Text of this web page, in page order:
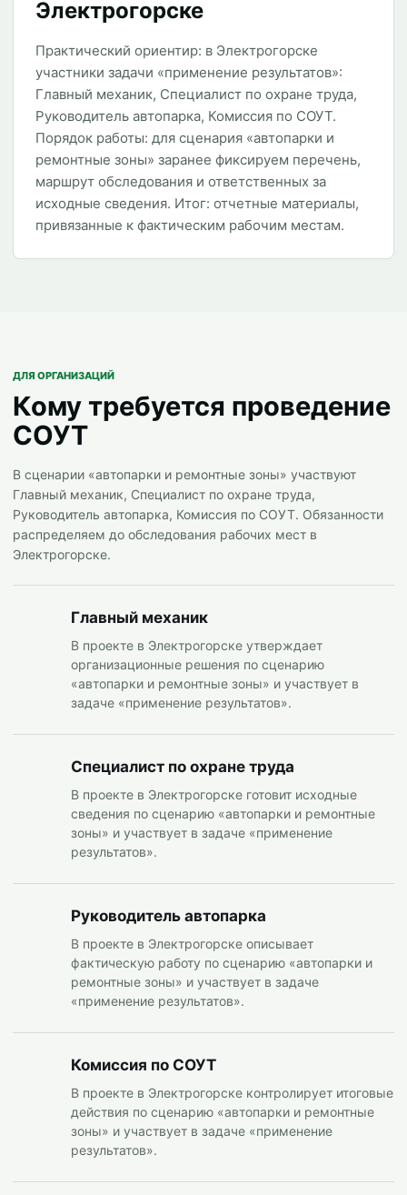
Электрогорске
Практический ориентир: в Электрогорске
участники задачи «применение результатов»:
Главный механик, Специалист по охране труда,
Руководитель автопарка, Комиссия по СОУТ.
Порядок работы: для сценария «автопарки и
ремонтные зоны» заранее фиксируем перечень,
маршрут обследования и ответственных за
исходные сведения. Итог: отчетные материалы,
привязанные к фактическим рабочим местам.
ДЛЯ ОРГАНИЗАЦИЙ
Кому требуется проведение
СОУТ
В сценарии «автопарки и ремонтные зоны» участвуют
Главный механик, Специалист по охране труда,
Руководитель автопарка, Комиссия по СОУТ. Обязанности
распределяем до обследования рабочих мест в
Электрогорске.
Главный механик
В проекте в Электрогорске утверждает
организационные решения по сценарию
«автопарки и ремонтные зоны» и участвует в
задаче «применение результатов».
Специалист по охране труда
В проекте в Электрогорске готовит исходные
сведения по сценарию «автопарки и ремонтные
зоны» и участвует в задаче «применение
результатов».
Руководитель автопарка
В проекте в Электрогорске описывает
фактическую работу по сценарию «автопарки и
ремонтные зоны» и участвует в задаче
«применение результатов».
Комиссия по СОУТ
В проекте в Электрогорске контролирует итоговые
действия по сценарию «автопарки и ремонтные
зоны» и участвует в задаче «применение
результатов».